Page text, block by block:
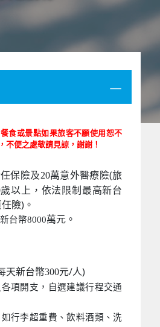
食或景點如果旅客不願使用恕不
不便之處敬請見諒，謝謝！
保險及20萬意外醫療險(旅
以上，依法限制最高新台
險)。
台幣8000萬元。
天新台幣300元/人)
項開支，自選建議行程交通
行李超重費、飲料酒類、洗